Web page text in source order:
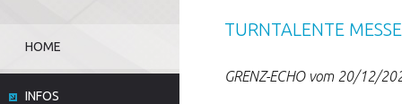
HOME
INFOS
TURNTALENTE
GRENZ-ECHO vom 20/12/